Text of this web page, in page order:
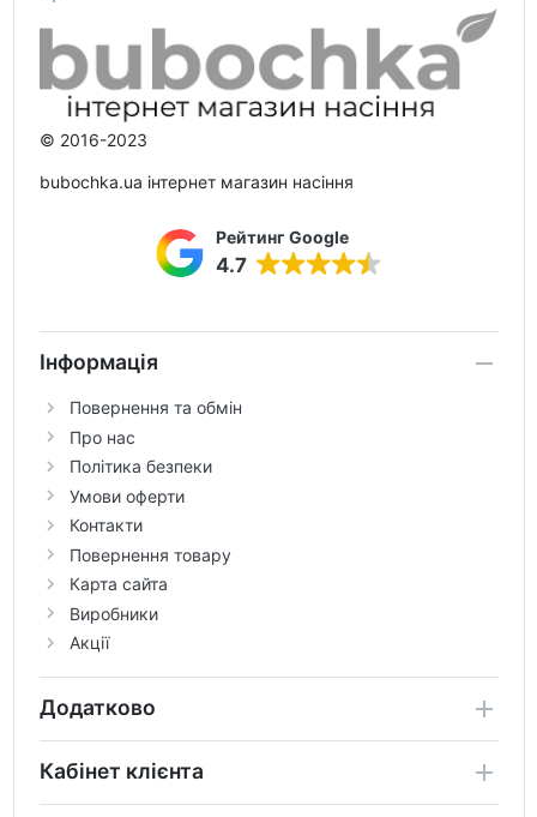
© 2016-2023
bubochka.ua інтернет магазин насіння
Рейтинг Google
4.7
Інформація
Повернення та обмін
Про нас
Політика безпеки
Умови оферти
Контакти
Повернення товару
Карта сайта
Виробники
Акції
Додатково
Кабінет клієнта